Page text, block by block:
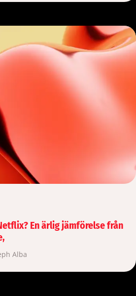
En ärlig jämförelse från
Alba